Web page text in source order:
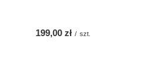
199,00 zł / szt.